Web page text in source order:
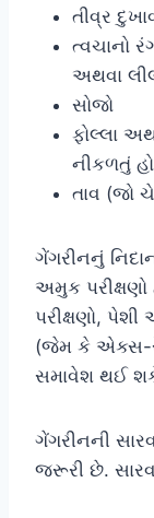
તીવ્ર
ત્વચાનો
અથવા
સોજો
ફોલ્લા
નીકળતું
તાવ (જો
ગેંગરીનનું
અમુક પરીક્ષણો
પરીક્ષણો,
(જેમ કે એક્સ-
સમાવેશ થઈ
ગેંગરીનની
જરૂરી છે.